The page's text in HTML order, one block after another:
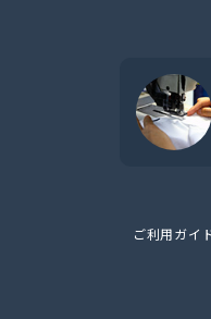
ご利用ガイ